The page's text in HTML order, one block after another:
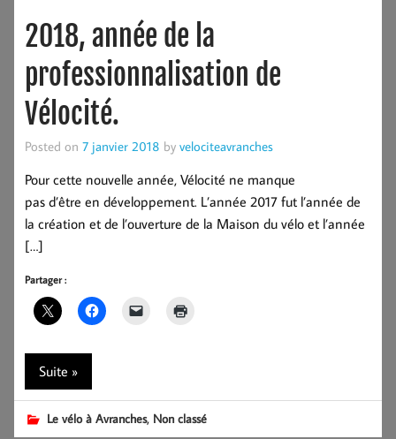
2018, année de la
professionnalisation de
Vélocité.
Posted on 7 janvier 2018 by velociteavranches
Pour cette nouvelle année, Vélocité ne manque
pas d’être en développement. L’année 2017 fut l’année de
la création et de l’ouverture de la Maison du vélo et l’année
[…]
Partager :
Suite »
Le vélo à Avranches, Non classé